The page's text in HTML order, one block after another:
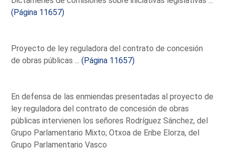
(Página 11657)
Proyecto de ley reguladora del contrato de concesión
de obras públicas ...(Página 11657)
En defensa de las enmiendas presentadas al proyecto de
ley reguladora del contrato de concesión de obras
públicas intervienen los señores Rodríguez Sánchez, del
Grupo Parlamentario Mixto; Otxoa de Eribe Elorza, del
Grupo Parlamentario Vasco